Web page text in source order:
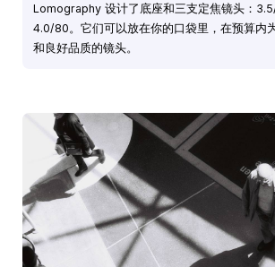
Lomography 设计了底座和三支定焦镜头：
4.0/80。它们可以放在你的口袋里，在预算内
和良好品质的镜头。